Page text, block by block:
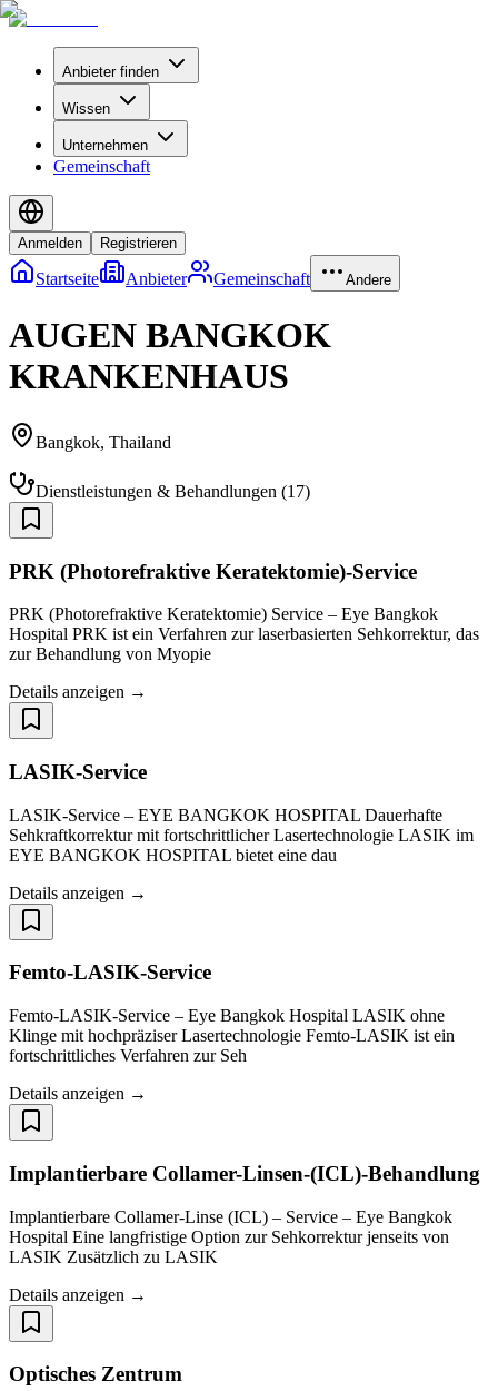
Anbieter finden
Wissen
Unternehmen
Gemeinschaft
Anmelden Registrieren
Startseite Anbieter Gemeinschaft Andere
AUGEN BANGKOK
KRANKENHAUS
Bangkok, Thailand
Dienstleistungen & Behandlungen (17)
PRK (Photorefraktive Keratektomie)-Service
PRK (Photorefraktive Keratektomie) Service – Eye Bangkok
Hospital PRK ist ein Verfahren zur laserbasierten Sehkorrektur, das
zur Behandlung von Myopie
Details anzeigen →
LASIK-Service
LASIK-Service – EYE BANGKOK HOSPITAL Dauerhafte
Sehkraftkorrektur mit fortschrittlicher Lasertechnologie LASIK im
EYE BANGKOK HOSPITAL bietet eine dau
Details anzeigen →
Femto-LASIK-Service
Femto-LASIK-Service – Eye Bangkok Hospital LASIK ohne
Klinge mit hochpräziser Lasertechnologie Femto-LASIK ist ein
fortschrittliches Verfahren zur Seh
Details anzeigen →
Implantierbare Collamer-Linsen-(ICL)-Behandlung
Implantierbare Collamer-Linse (ICL) – Service – Eye Bangkok
Hospital Eine langfristige Option zur Sehkorrektur jenseits von
LASIK Zusätzlich zu LASIK
Details anzeigen →
Optisches Zentrum